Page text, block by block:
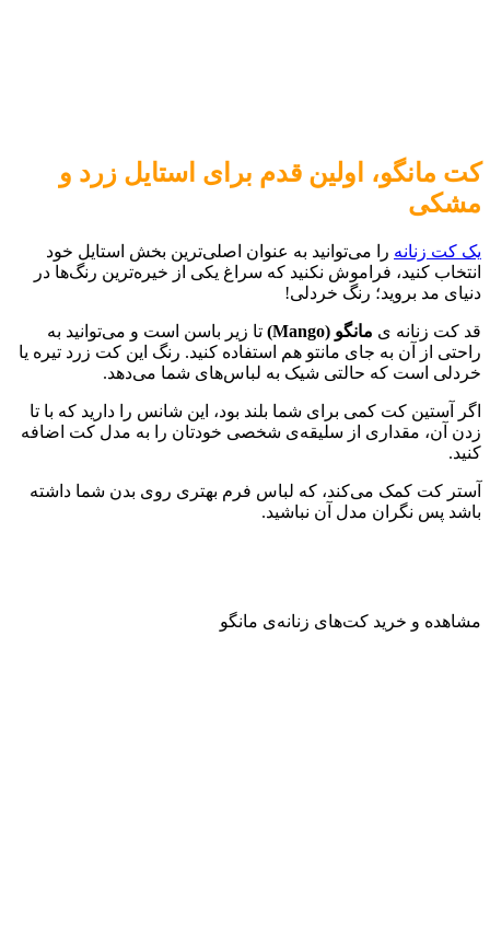
کت مانگو، اولین قدم برای استایل زرد و
مشکی
یک کت زنانه را می‌توانید به عنوان اصلی‌ترین بخش استایل خود
انتخاب کنید، فراموش نکنید که سراغ یکی از خیره‌ترین رنگ‌ها در
دنیای مد بروید؛ رنگ خردلی!
قد کت زنانه ی مانگو (Mango
) تا زیر باسن است و می‌توانید به
راحتی از آن به جای مانتو هم استفاده کنید. رنگ این کت زرد تیره یا
خردلی است که حالتی شیک به لباس‌های شما می‌دهد.
اگر آستین کت کمی برای شما بلند بود، این شانس را دارید که با تا
زدن آن، مقداری از سلیقه‌ی شخصی خودتان را به مدل کت اضافه
کنید.
آستر کت کمک می‌کند، که لباس فرم بهتری روی بدن شما داشته
باشد پس نگران مدل آن نباشید.
مشاهده و خرید کت‌های زنانه‌ی مانگو